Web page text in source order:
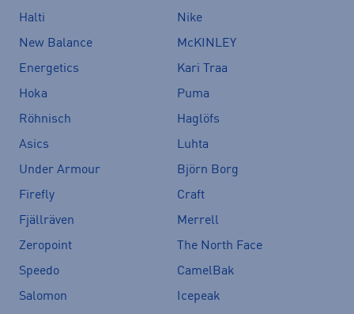
Halti
Nike
New Balance
McKINLEY
Energetics
Kari Traa
Hoka
Puma
Röhnisch
Haglöfs
Asics
Luhta
Under Armour
Björn Borg
Firefly
Craft
Fjällräven
Merrell
Zeropoint
The North Face
Speedo
CamelBak
Salomon
Icepeak